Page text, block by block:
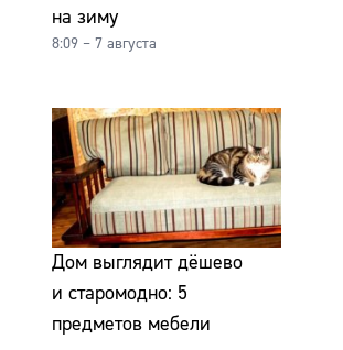
на зиму
8:09 – 7 августа
Дом выглядит дёшево
и старомодно: 5
предметов мебели